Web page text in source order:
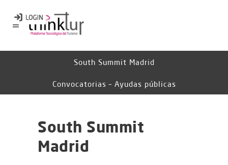
South Summit Madrid
Convocatorias – Ayudas públicas
South Summit
Madrid